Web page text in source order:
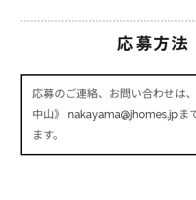
応募方法
応募のご連絡、お問い合わせは
中山》 nakayama@jhomes.jp ま
ます。